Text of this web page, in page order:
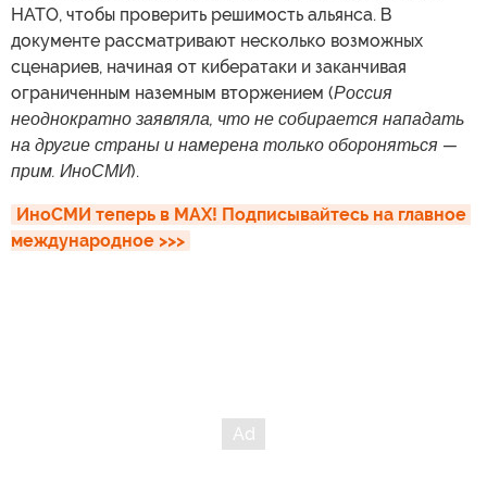
НАТО, чтобы проверить решимость альянса. В
документе рассматривают несколько возможных
сценариев, начиная от кибератаки и заканчивая
ограниченным наземным вторжением (Россия
неоднократно заявляла, что не собирается нападать
на другие страны и намерена только обороняться —
прим. ИноСМИ).
ИноСМИ теперь в MAX! Подписывайтесь на главное
международное >>>